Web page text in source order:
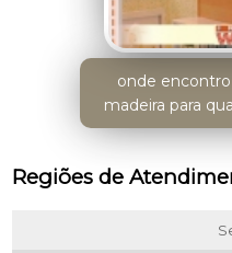
onde
madeira para
Regiões de